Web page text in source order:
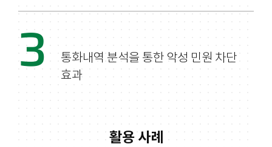
3
통화내역 분석을 통한 악성 민원 차단
효과
활용 사례